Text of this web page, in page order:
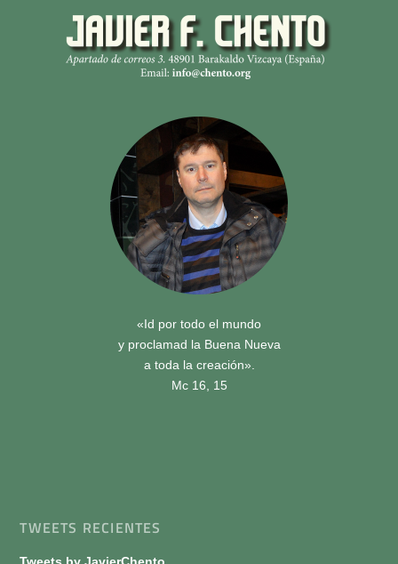
«Id por todo el mundo
y proclamad la Buena Nueva
a toda la creación».
Mc 16, 15
TWEETS RECIENTES